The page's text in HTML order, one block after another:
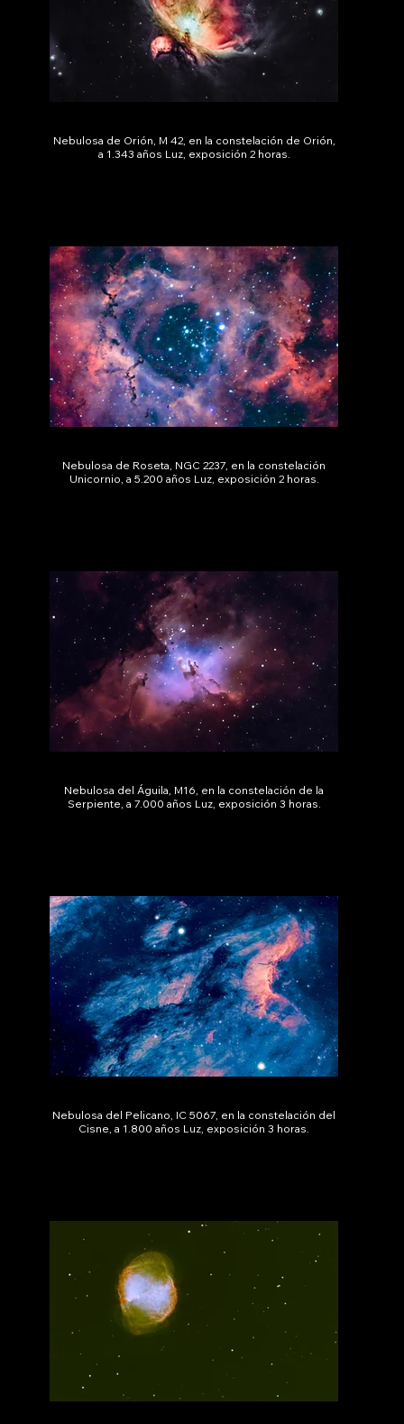
Nebulosa de Orión, M 42, en la constelación de Orión,
a 1.343 años Luz, exposición 2 horas.
Nebulosa de Roseta, NGC 2237, en la constelación
Unicornio, a 5.200 años Luz, exposición 2 horas.
Nebulosa del Águila, M16, en la constelación de la
Serpiente, a 7.000 años Luz, exposición 3 horas.
Nebulosa del Pelicano, IC 5067, en la constelación del
Cisne, a 1.800 años Luz, exposición 3 horas.